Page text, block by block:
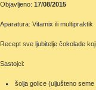
Objavljeno: 17/08/2015
Aparatura: Vitamix ili multipraktik
Recept sve ljubitelje čokolade
Sastojci:
šolja golice (uljušteno seme